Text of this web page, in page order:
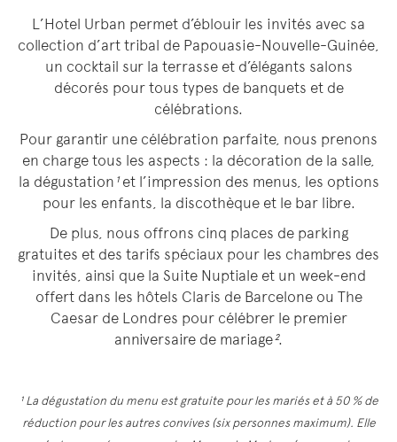
L’Hotel Urban permet d’éblouir les invités avec sa
collection d’art tribal de Papouasie-Nouvelle-Guinée,
un cocktail sur la terrasse et d’élégants salons
décorés pour tous types de banquets et de
célébrations.
Pour garantir une célébration parfaite, nous prenons
en charge tous les aspects : la décoration de la salle,
la dégustation ¹et l’impression des menus, les options
pour les enfants, la discothèque et le bar libre.
De plus, nous offrons cinq places de parking
gratuites et des tarifs spéciaux pour les chambres des
invités, ainsi que la Suite Nuptiale et un week-end
offert dans les hôtels Claris de Barcelone ou The
Caesar de Londres pour célébrer le premier
anniversaire de mariage².
¹ La dégustation du menu est gratuite pour les mariés et à 50 % de
réduction pour les autres convives (six personnes maximum). Elle